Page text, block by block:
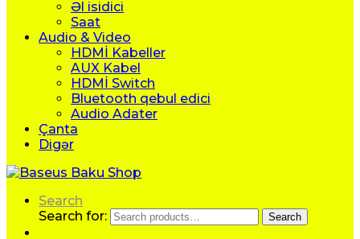
Əl isidici
Saat
Audio & Video
HDMİ Kabeller
AUX Kabel
HDMİ Switch
Bluetooth qebul edici
Audio Adater
Çanta
Digər
Search
Search for:
Search